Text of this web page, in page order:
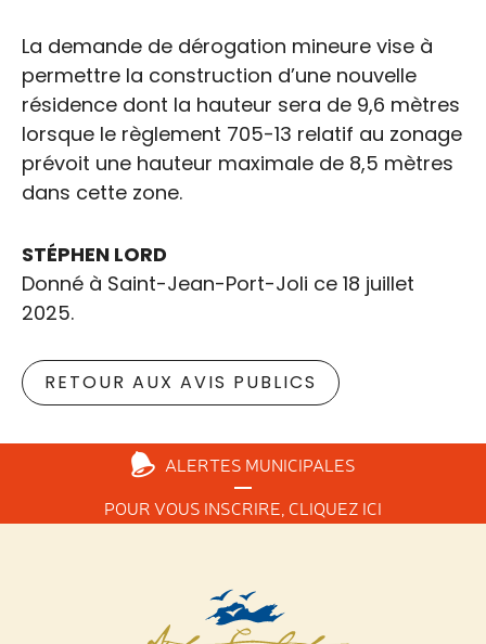
La demande de dérogation mineure vise à
permettre la construction d’une nouvelle
résidence dont la hauteur sera de 9,6 mètres
lorsque le règlement 705-13 relatif au zonage
prévoit une hauteur maximale de 8,5 mètres
dans cette zone.
STÉPHEN LORD
Donné à Saint-Jean-Port-Joli ce 18 juillet
2025.
RETOUR AUX AVIS PUBLICS
ALERTES MUNICIPALES
POUR VOUS INSCRIRE, CLIQUEZ ICI